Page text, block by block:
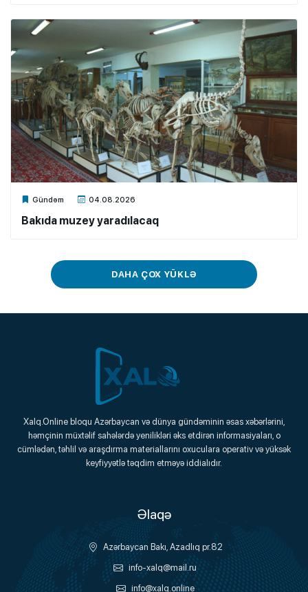
Gündəm 04.08.2026
Xalq.Online
Bakıda muzey yaradılacaq
DAHA ÇOX YÜKLƏ
Xalq.Online
Onlayn Platforma
Xalq.Online bloqu Azərbaycan və dünya gündəminin əsas xəbərlərini,
həmçinin müxtəlif sahələrdə yenilikləri əks etdirən informasiyaları, o
cümlədən, təhlil və araşdırma materiallarını oxuculara operativ və yüksək
keyfiyyətlə təqdim etməyə iddialıdır.
Əlaqə
Azərbaycan Bakı, Azadlıq pr.82
info-xalq@mail.ru
info@xalq.online